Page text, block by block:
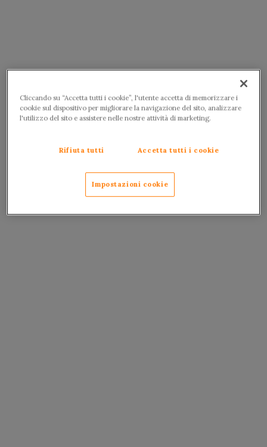
Cliccando su “Accetta tutti i cookie”, l'utente accetta di memorizzare i
cookie sul dispositivo per migliorare la navigazione del sito, analizzare
l'utilizzo del sito e assistere nelle nostre attività di marketing.
Rifiuta tutti Accetta tutti i cookie
Impostazioni cookie